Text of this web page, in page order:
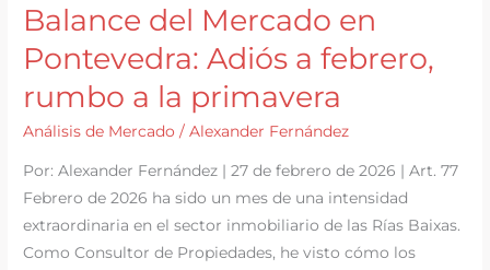
Balance del Mercado en
Pontevedra: Adiós a febrero,
rumbo a la primavera
Análisis de Mercado /Alexander Fernández
Por: Alexander Fernández | 27 de febrero de 2026 | Art. 77
Febrero de 2026 ha sido un mes de una intensidad
extraordinaria en el sector inmobiliario de las Rías Baixas.
Como Consultor de Propiedades, he visto cómo los